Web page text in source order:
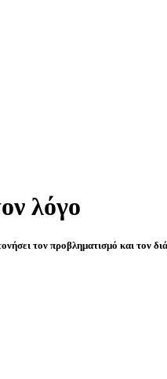
λόγο
τον προβληματισμό και